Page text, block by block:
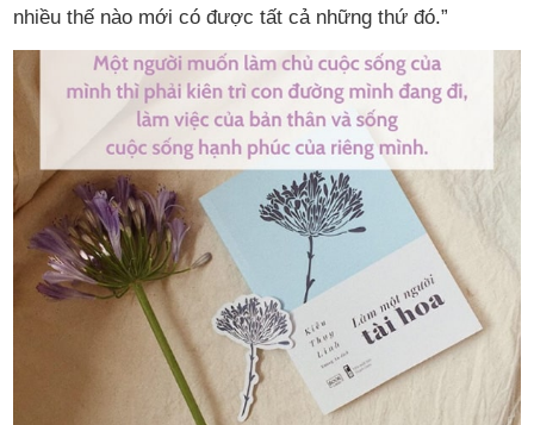
nhiều thế nào mới có được tất cả những thứ đó.”